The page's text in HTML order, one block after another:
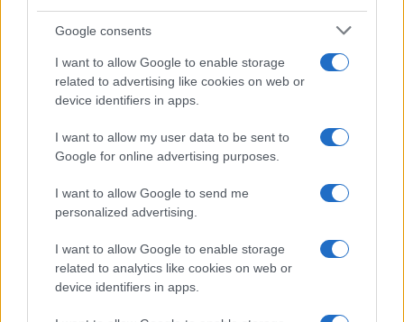
Google consents
I want to allow Google to enable storage
related to advertising like cookies on web or
device identifiers in apps.
I want to allow my user data to be sent to
Google for online advertising purposes.
I want to allow Google to send me
personalized advertising.
I want to allow Google to enable storage
related to analytics like cookies on web or
device identifiers in apps.
Cómo los delincuentes están explotando los cambios en la
normativa cripto europea
COTIZACIONES CRYPTO
Bitcoin